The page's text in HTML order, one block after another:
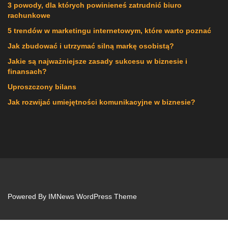
3 powody, dla których powinieneś zatrudnić biuro
rachunkowe
5 trendów w marketingu internetowym, które warto poznać
Jak zbudować i utrzymać silną markę osobistą?
Jakie są najważniejsze zasady sukcesu w biznesie i
finansach?
Uproszczony bilans
Jak rozwijać umiejętności komunikacyjne w biznesie?
Powered By IMNews WordPress Theme